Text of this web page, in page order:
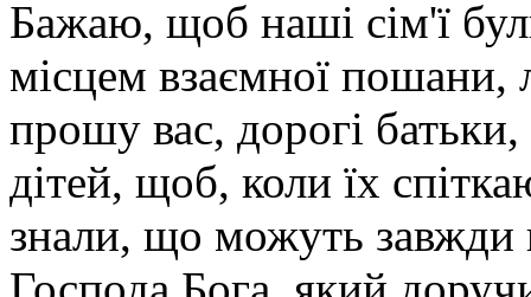
Бажаю, щоб наші сім'ї
місцем взаємної пошани,
прошу вас, дорогі батьки,
дітей, щоб, коли їх
знали, що можуть завжди